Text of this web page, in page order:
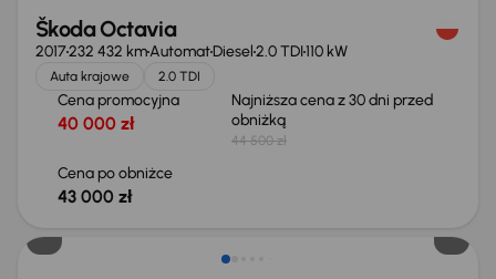
Škoda Octavia
2017232 432 kmAutomatDiesel2.0 TDI110 kW
Auta krajowe 2.0 TDI
Cena promocyjna
40 000 zł
Najniższa cena z 30 dni przed
obniżką
44 500 zł
Cena po obniżce
43 000 zł